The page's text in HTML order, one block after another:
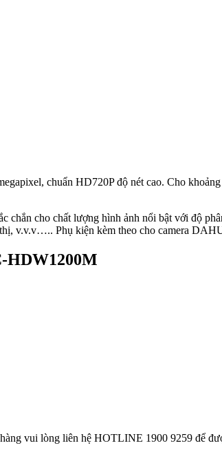
chuẩn HD720P độ nét cao. Cho
chắn cho chất lượng hình ảnh nổi bật với độ
v.v.v….. Phụ kiện kèm theo cho camera
HDW1200M
vui lòng liên hệ HOTLINE 1900 9259 để